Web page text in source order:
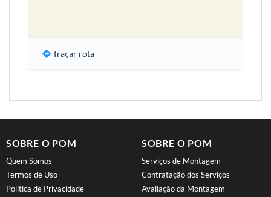
Traçar rota
SOBRE O POM
Quem Somos
Termos de Uso
Política de Privacidade
SOBRE O POM
Serviços de Montagem
Contratação dos Serviços
Avaliação da Montagem